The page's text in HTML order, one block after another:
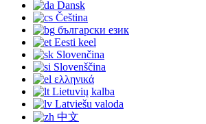
Dansk
Čeština
български език
Eesti keel
Slovenčina
Slovenščina
ελληνικά
Lietuvių kalba
Latviešu valoda
中文